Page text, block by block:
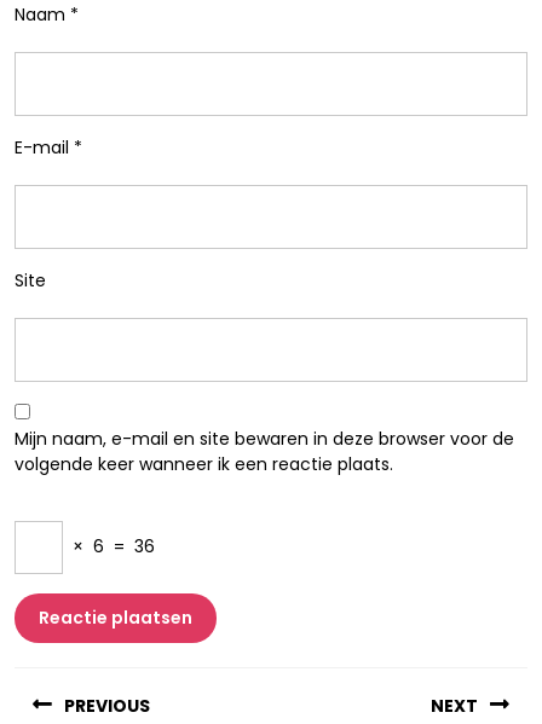
Naam *
E-mail *
Site
Mijn naam, e-mail en site bewaren in deze browser voor de
volgende keer wanneer ik een reactie plaats.
× 6 = 36
PREVIOUS NEXT